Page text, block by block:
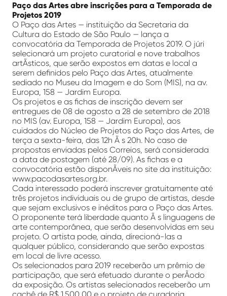
Paço das Artes abre inscrições para a Temporada de
Projetos 2019
O Paço das Artes — instituição da Secretaria da
Cultura do Estado de São Paulo — lança a
convocatória da Temporada de Projetos 2019. O júri
selecionará um projeto curatorial e nove trabalhos
artÃ­sticos, que serão expostos em datas e local a
serem definidos pelo Paço das Artes, atualmente
sediado no Museu da Imagem e do Som (MIS), na av.
Europa, 158 — Jardim Europa.
Os projetos e as fichas de inscrição devem ser
entregues de 08 de agosto a 28 de setembro de 2018
no MIS (av. Europa, 158 — Jardim Europa), aos
cuidados do Núcleo de Projetos do Paço das Artes, de
terça a sexta-feira, das 12h Ã s 20h. No caso de
propostas enviadas pelos Correios, será considerada
a data de postagem (até 28/09). As fichas e a
convocatória estão disponÃ­veis no site da instituição:
www.pacodasartes.org.br.
Cada interessado poderá inscrever gratuitamente até
três projetos individuais ou de grupo de artistas, desde
que sejam exclusivos e inéditos para o Paço das Artes.
O proponente terá liberdade quanto Ã s linguagens de
arte contemporânea, que serão desenvolvidas em seu
projeto. O artista pode, ainda, direcioná-las a
qualquer público, considerando que serão expostas
em local de livre acesso.
Os selecionados para 2019 receberão um prêmio de
participação, que será efetuado durante o perÃ­odo
da exposição. Os artistas selecionados receberão um